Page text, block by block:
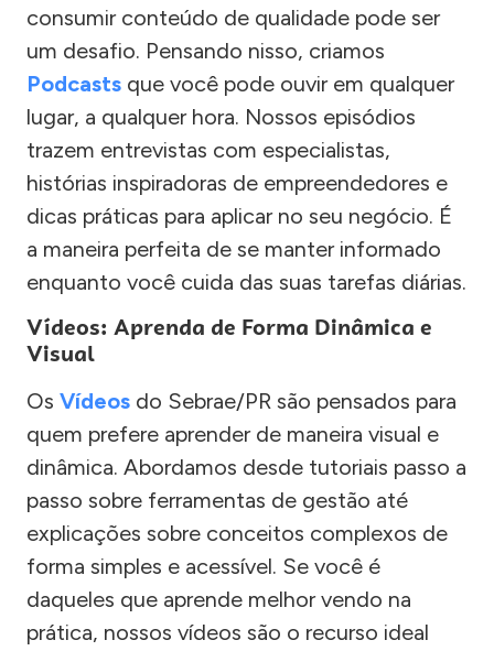
consumir conteúdo de qualidade pode ser
um desafio. Pensando nisso, criamos
Podcasts que você pode ouvir em qualquer
lugar, a qualquer hora. Nossos episódios
trazem entrevistas com especialistas,
histórias inspiradoras de empreendedores e
dicas práticas para aplicar no seu negócio. É
a maneira perfeita de se manter informado
enquanto você cuida das suas tarefas diárias.
Vídeos: Aprenda de Forma Dinâmica e
Visual
Os Vídeos do Sebrae/PR são pensados para
quem prefere aprender de maneira visual e
dinâmica. Abordamos desde tutoriais passo a
passo sobre ferramentas de gestão até
explicações sobre conceitos complexos de
forma simples e acessível. Se você é
daqueles que aprende melhor vendo na
prática, nossos vídeos são o recurso ideal